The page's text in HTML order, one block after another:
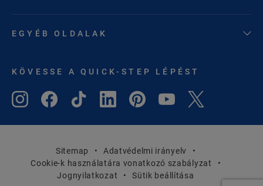
EGYÉB OLDALAK
KÖVESSE A QUICK-STEP LÉPÉST
Sitemap
Adatvédelmi irányelv
Cookie-k használatára vonatkozó szabályzat
Jognyilatkozat
Sütik beállítása